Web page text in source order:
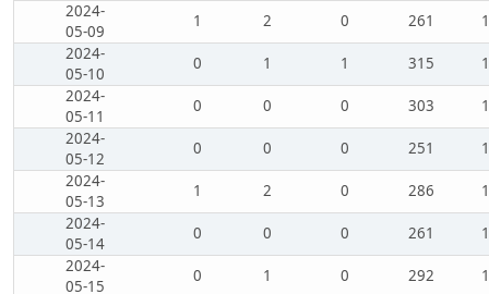
2024-
05-09
1 2 0 261
2024-
05-10
0 1 1 315
2024-
05-11
0 0 0 303
2024-
05-12
0 0 0 251
2024-
05-13
1 2 0 286
2024-
05-14
0 0 0 261
2024-
05-15
0 1 0 292